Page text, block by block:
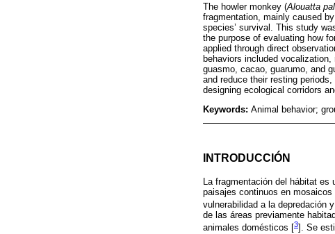
The howler monkey (Alouatta
fragmentation, mainly caused
species’ survival. This study
the purpose of evaluating how
applied through direct
behaviors included
guasmo, cacao, guarumo, and
and reduce their resting
designing ecological corridors
Keywords: Animal behavior;
INTRODUCCIÓN
La fragmentación del hábitat es
paisajes continuos en
vulnerabilidad a la depredación
de las áreas previamente
animales domésticos [3]. Se